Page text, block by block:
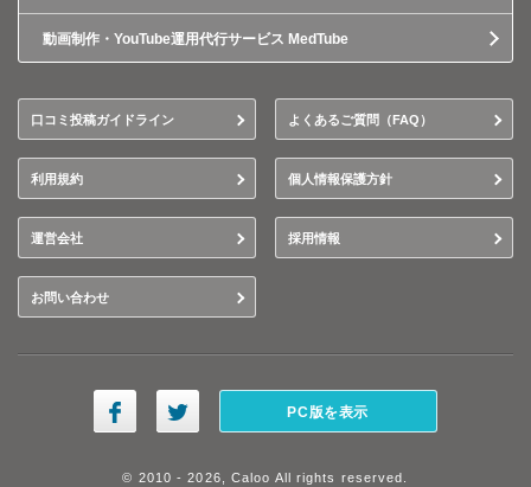
動画制作・YouTube運用代行サービス MedTube
口コミ投稿ガイドライン よくあるご質問（FAQ）
利用規約 個人情報保護方針
運営会社 採用情報
お問い合わせ
PC版を表示
© 2010 - 2026, Caloo All rights reserved.